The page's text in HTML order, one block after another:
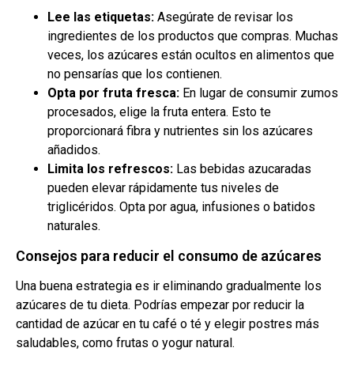
Lee las etiquetas: Asegúrate de revisar los
ingredientes de los productos que compras. Muchas
veces, los azúcares están ocultos en alimentos que
no pensarías que los contienen.
Opta por fruta fresca: En lugar de consumir zumos
procesados, elige la fruta entera. Esto te
proporcionará fibra y nutrientes sin los azúcares
añadidos.
Limita los refrescos: Las bebidas azucaradas
pueden elevar rápidamente tus niveles de
triglicéridos. Opta por agua, infusiones o batidos
naturales.
Consejos para reducir el consumo de azúcares
Una buena estrategia es ir eliminando gradualmente los
azúcares de tu dieta. Podrías empezar por reducir la
cantidad de azúcar en tu café o té y elegir postres más
saludables, como frutas o yogur natural.